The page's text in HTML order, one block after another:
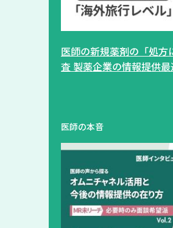
医師の新規薬剤の「処
査 製薬企業の情報提供
医師の本音